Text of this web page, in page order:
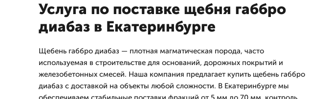
Услуга по поставке щебня габбро
диабаз в Екатеринбурге
Щебень габбро диабаз — плотная магматическая порода, часто
используемая в строительстве для оснований, дорожных покрытий и
железобетонных смесей. Наша компания предлагает купить щебень габбро
диабаз с доставкой на объекты любой сложности. В Екатеринбурге мы